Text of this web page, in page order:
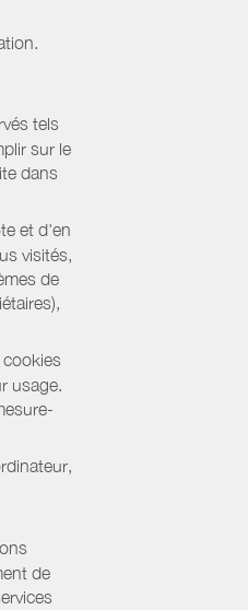
tels
sur le
dans
et d'en
visités,
de
usage.
de